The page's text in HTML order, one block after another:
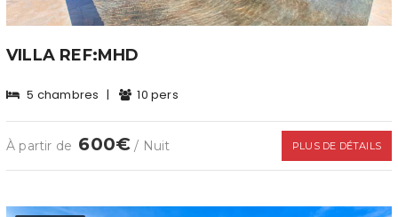
VILLA REF:MHD
5 chambres | 10 pers
À partir de 600€ / Nuit PLUS DE DÉTAILS